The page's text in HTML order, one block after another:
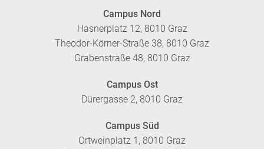
Campus Nord
Hasnerplatz 12, 8010 Graz
Theodor-Körner-Straße 38, 8010 Graz
Grabenstraße 48, 8010 Graz
Campus Ost
Dürergasse 2, 8010 Graz
Campus Süd
Ortweinplatz 1, 8010 Graz